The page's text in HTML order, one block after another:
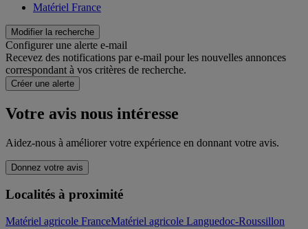
Matériel France
Modifier la recherche
Configurer une alerte e-mail
Recevez des notifications par e-mail pour les nouvelles annonces
correspondant à vos critères de recherche.
Créer une alerte
Votre avis nous intéresse
Aidez-nous à améliorer votre expérience en donnant votre avis.
Donnez votre avis
Localités à proximité
Matériel agricole FranceMatériel agricole Languedoc-Roussillon